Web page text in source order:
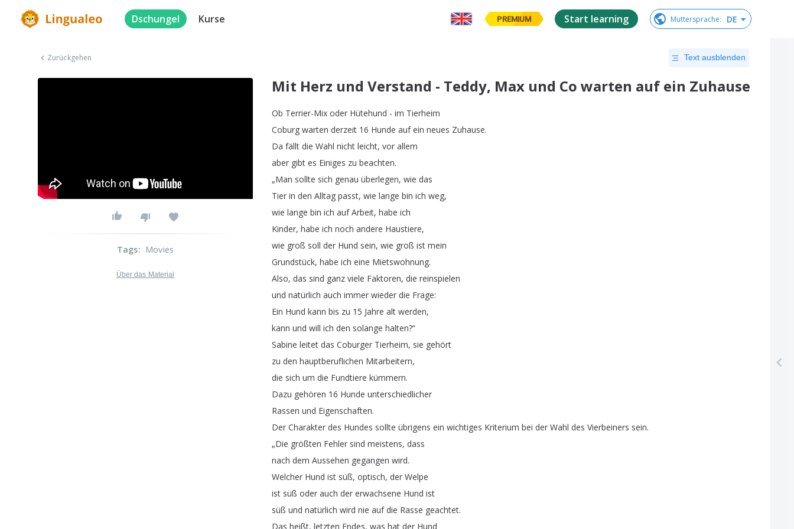
Dschungel Kurse PREMIUM Start learning Muttersprache: DE
Zurückgehen Text ausblenden
Mit Herz und Verstand - Teddy, Max und Co warten auf ein Zuhause
Ob Terrier-Mix oder Hütehund - im Tierheim
Coburg warten derzeit 16 Hunde auf ein neues Zuhause.
Da fällt die Wahl nicht leicht, vor allem
aber gibt es Einiges zu beachten.
„Man sollte sich genau überlegen, wie das
Tier in den Alltag passt, wie lange bin ich weg,
wie lange bin ich auf Arbeit, habe ich
Kinder, habe ich noch andere Haustiere,
wie groß soll der Hund sein, wie groß ist mein
Grundstück, habe ich eine Mietswohnung.
Also, das sind ganz viele Faktoren, die reinspielen
und natürlich auch immer wieder die Frage:
Ein Hund kann bis zu 15 Jahre alt werden,
kann und will ich den solange halten?“
Sabine leitet das Coburger Tierheim, sie gehört
zu den hauptberuflichen Mitarbeitern,
die sich um die Fundtiere kümmern.
Dazu gehören 16 Hunde unterschiedlicher
Rassen und Eigenschaften.
Der Charakter des Hundes sollte übrigens ein wichtiges Kriterium bei der Wahl des Vierbeiners sein.
„Die größten Fehler sind meistens, dass
nach dem Aussehen gegangen wird.
Welcher Hund ist süß, optisch, der Welpe
ist süß oder auch der erwachsene Hund ist
süß und natürlich wird nie auf die Rasse geachtet.
Das heißt, letzten Endes, was hat der Hund
Tags: Movies
Über das Material